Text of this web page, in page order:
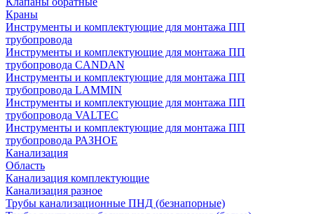
Краны
Инструменты и комплектующие для монтажа ПП
трубопровода
Инструменты и комплектующие для монтажа ПП
трубопровода CANDAN
Инструменты и комплектующие для монтажа ПП
трубопровода LAMMIN
Инструменты и комплектующие для монтажа ПП
трубопровода VALTEC
Инструменты и комплектующие для монтажа ПП
трубопровода РАЗНОЕ
Канализация
Область
Канализация комплектующие
Канализация разное
Трубы канализационные ПНД (безнапорные)